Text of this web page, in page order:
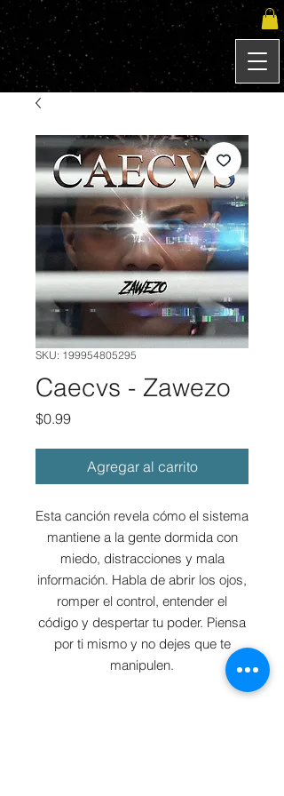
SKU: 199954805295
Caecvs - Zawezo
$0.99Precio
Agregar al carrito
Esta canción revela cómo el sistema
mantiene a la gente dormida con
miedo, distracciones y mala
información. Habla de abrir los ojos,
romper el control, entender el
código y despertar tu poder. Piensa
por ti mismo y no dejes que te
manipulen.